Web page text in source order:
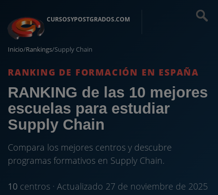
CURSOSYPOSTGRADOS.COM
Inicio/Rankings/Supply Chain
RANKING DE FORMACIÓN EN ESPAÑA
RANKING de las 10 mejores
escuelas para estudiar
Supply Chain
Compara los mejores centros y descubre
programas formativos en Supply Chain.
10 centros · Actualizado 27 de noviembre de 2025